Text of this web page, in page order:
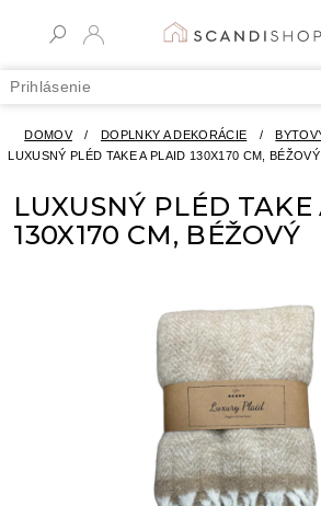
Prihlásenie
DOMOV / DOPLNKY A DEKORÁCIE /
LUXUSNÝ PLÉD TAKE A PLAID 130X170 CM, BÉŽOVÝ
LUXUSNÝ PLÉD
130X170 CM, BÉŽOVÝ